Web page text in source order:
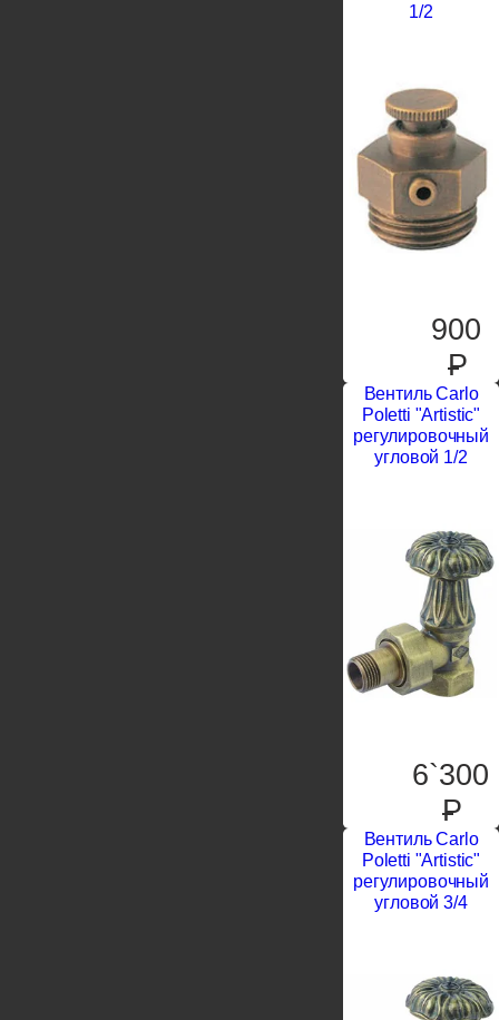
1/2
900
P
Вентиль Carlo
Poletti "Artistic"
регулировочный
угловой 1/2
6`300
P
Вентиль Carlo
Poletti "Artistic"
регулировочный
угловой 3/4